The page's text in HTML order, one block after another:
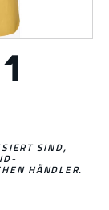
SIND,
HÄNDLER.